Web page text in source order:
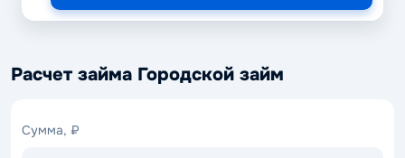
Расчет займа Городской займ
Сумма, ₽
Сумма,